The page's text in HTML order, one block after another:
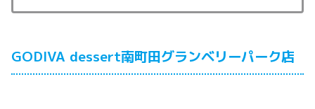
GODIVA dessert南町田グランベリーパーク店